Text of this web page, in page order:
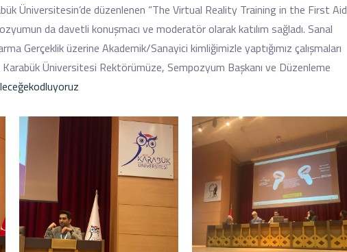
Üniversitesin’de düzenlenen “The Virtual Reality Training in the First Aid
da davetli konuşmacı ve moderatör olarak katılım sağladı. Sanal
Gerçeklik üzerine Akademik/Sanayici kimliğimizle yaptığımız çalışmaları
Üniversitesi Rektörümüze, Sempozyum Başkanı ve Düzenleme